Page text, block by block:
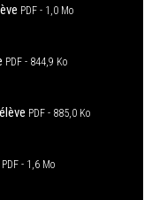
PDF 1,0 Mo
PDF 844,9 Ko
PDF 885,0 Ko
PDF 1,6 Mo